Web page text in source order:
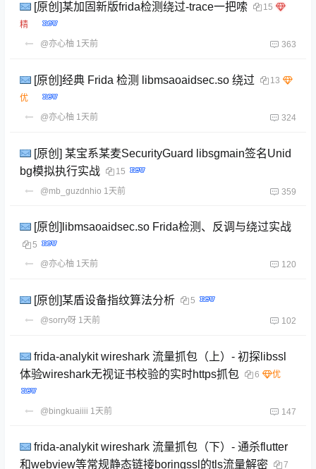
[原创]某加固新版frida检测绕过-trace一把嗦 15
@亦心柚 1天前 363
[原创]经典 Frida 检测 libmsaoaidsec.so 绕过 13
@亦心柚 1天前 324
[原创] 某宝系某麦SecurityGuard libsgmain签名Unid
bg模拟执行实战
15
@mb_guzdnhio 1天前 359
[原创]libmsaoaidsec.so Frida检测、反调与绕过实战
5
@亦心柚 1天前 120
[原创]某盾设备指纹算法分析
5
@sorry呀 1天前 102
frida-analykit wireshark 流量抓包（上）- 初探libssl
体验wireshark无视证书校验的实时https抓包
6
@bingkuaiiii 1天前 147
frida-analykit wireshark 流量抓包（下）- 通杀flutter
和webview等常规静态链接boringssl的tls流量解密
7